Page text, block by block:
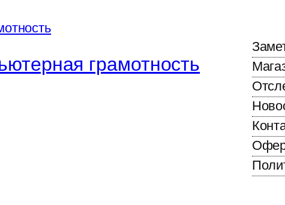
грамотность